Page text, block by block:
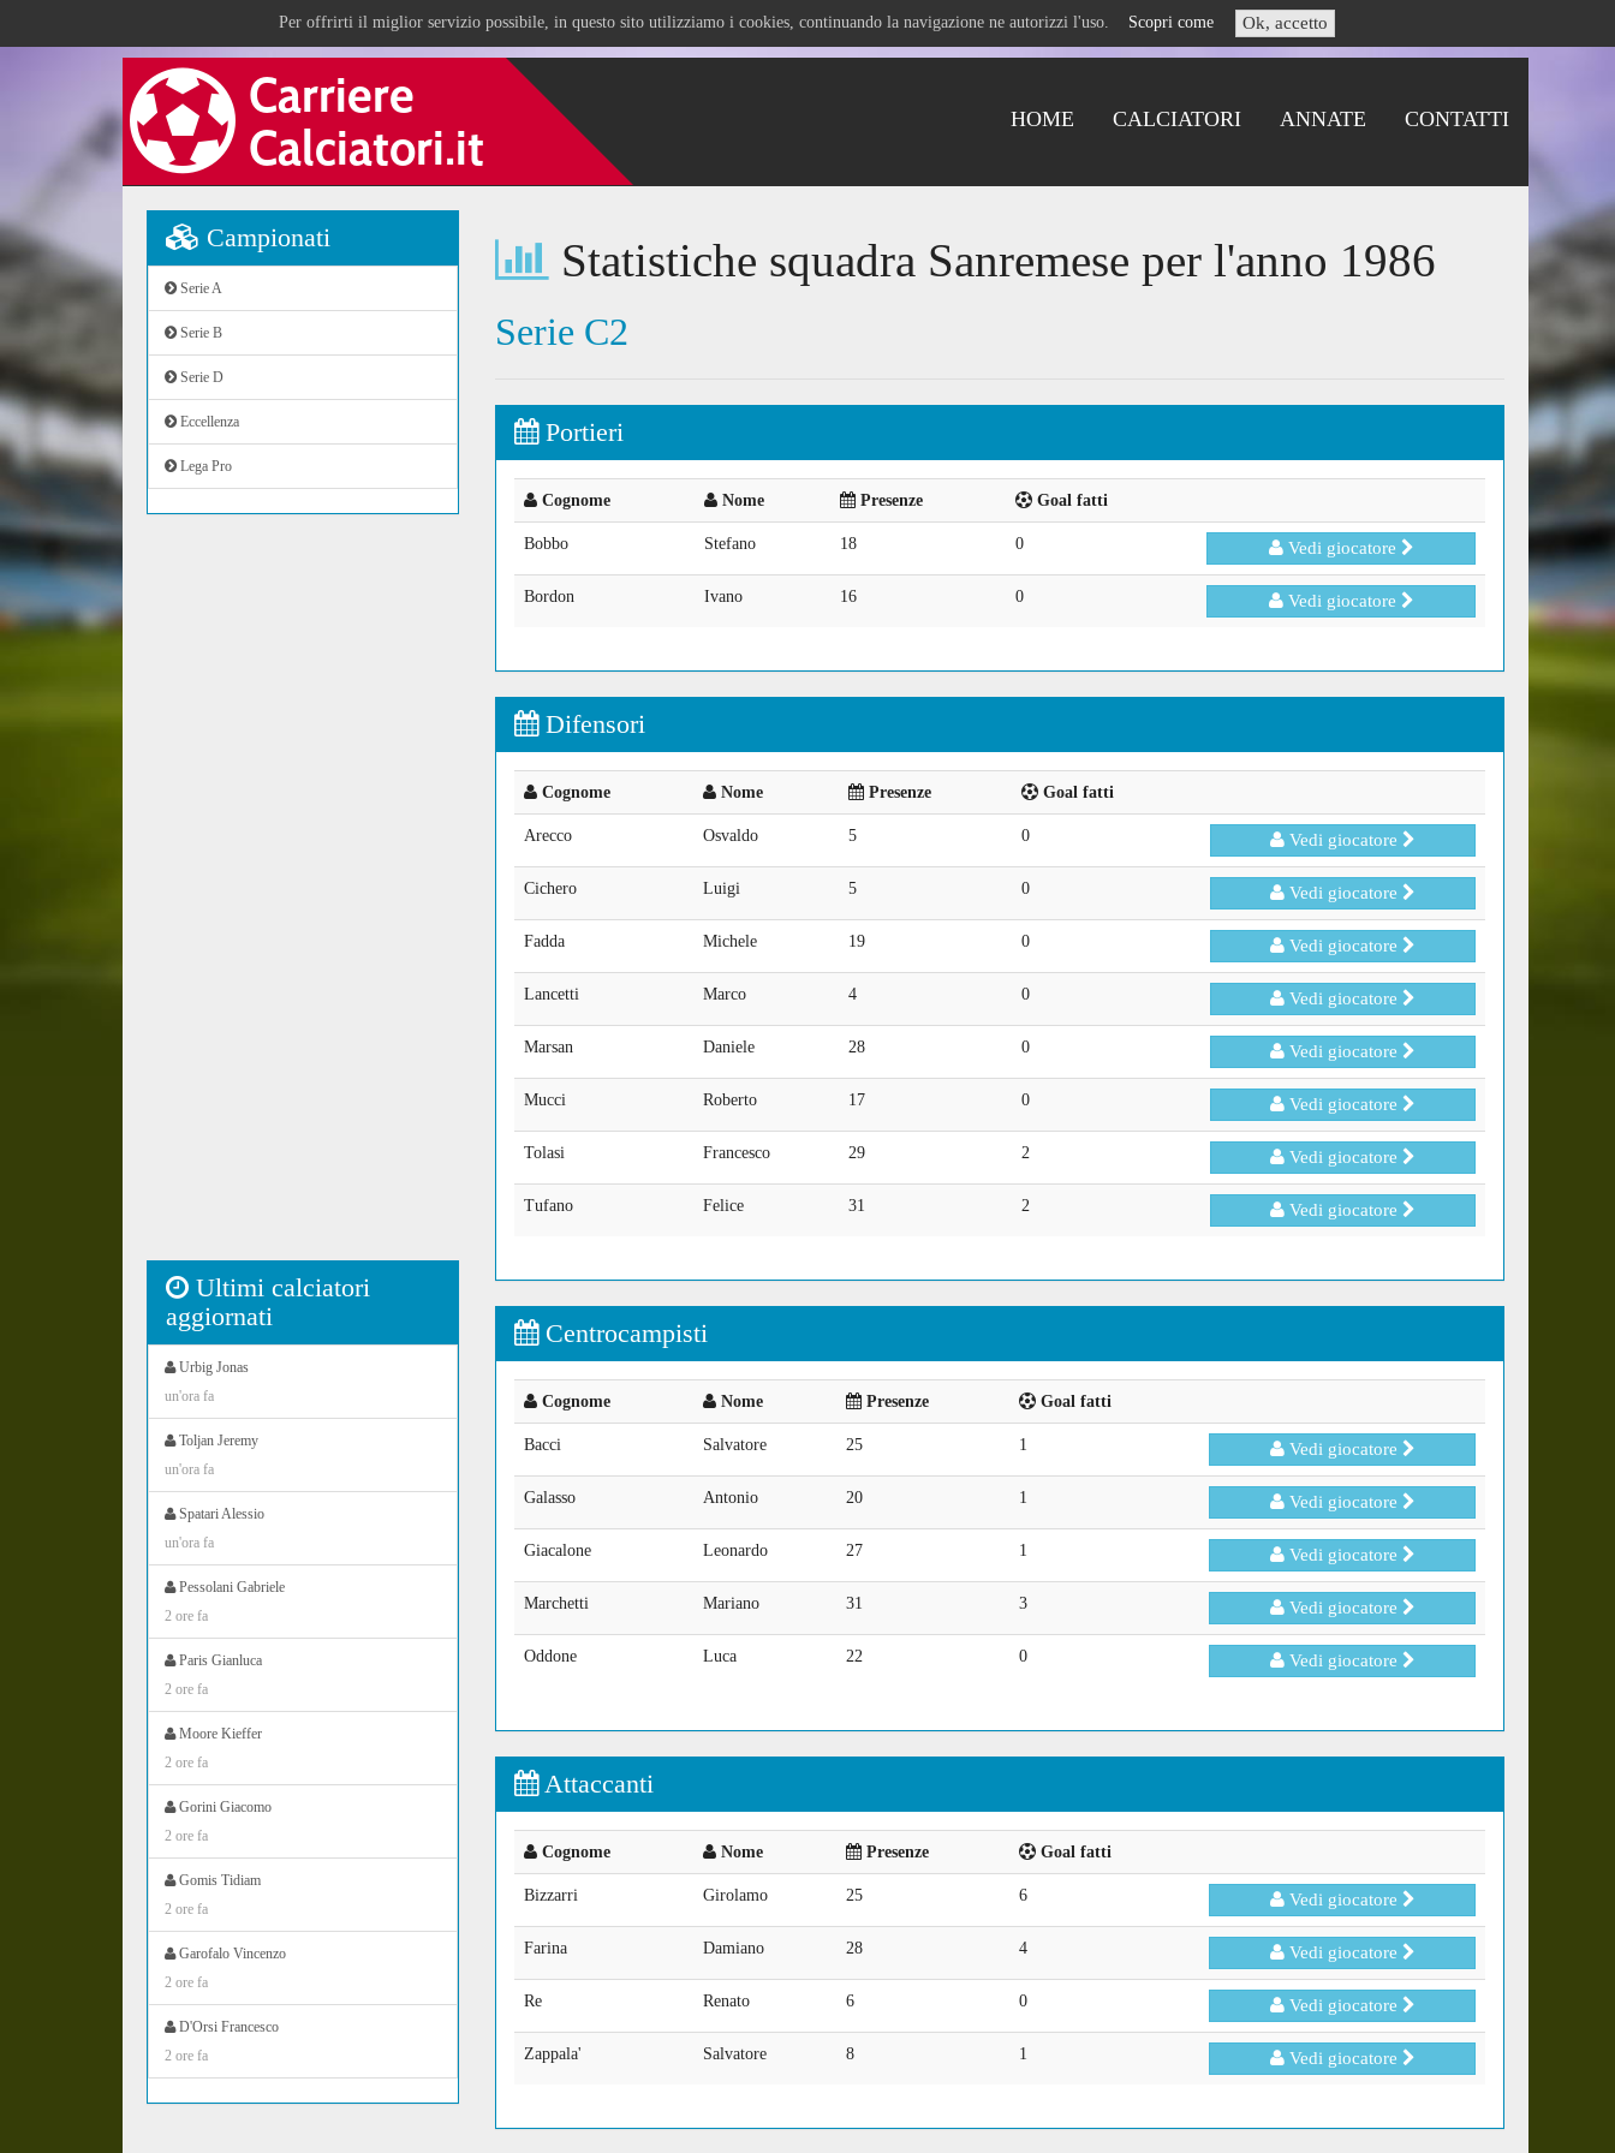
Per offrirti il miglior servizio possibile, in questo sito utilizziamo i cookies, continuando la navigazione ne autorizzi l'uso. Scopri come Ok, accetto
HOME CALCIATORI ANNATE CONTATTI
Campionati
Serie A
Serie B
Serie D
Eccellenza
Lega Pro
Ultimi calciatori
aggiornati
Urbig Jonas
un'ora fa
Toljan Jeremy
un'ora fa
Spatari Alessio
un'ora fa
Pessolani Gabriele
2 ore fa
Paris Gianluca
2 ore fa
Moore Kieffer
2 ore fa
Gorini Giacomo
2 ore fa
Gomis Tidiam
2 ore fa
Garofalo Vincenzo
2 ore fa
D'Orsi Francesco
2 ore fa
Statistiche squadra Sanremese per l'anno 1986
Serie C2
Portieri
Cognome Nome Presenze Goal fatti
Bobbo Stefano 18 0 Vedi giocatore
Bordon Ivano 16 0 Vedi giocatore
Difensori
Cognome Nome Presenze Goal fatti
Arecco Osvaldo 5 0 Vedi giocatore
Cichero Luigi 5 0 Vedi giocatore
Fadda Michele 19 0 Vedi giocatore
Lancetti Marco 4 0 Vedi giocatore
Marsan Daniele 28 0 Vedi giocatore
Mucci Roberto 17 0 Vedi giocatore
Tolasi Francesco 29 2 Vedi giocatore
Tufano Felice 31 2 Vedi giocatore
Centrocampisti
Cognome Nome Presenze Goal fatti
Bacci Salvatore 25 1 Vedi giocatore
Galasso Antonio 20 1 Vedi giocatore
Giacalone Leonardo 27 1 Vedi giocatore
Marchetti Mariano 31 3 Vedi giocatore
Oddone Luca 22 0 Vedi giocatore
Attaccanti
Cognome Nome Presenze Goal fatti
Bizzarri Girolamo 25 6 Vedi giocatore
Farina Damiano 28 4 Vedi giocatore
Re Renato 6 0 Vedi giocatore
Zappala' Salvatore 8 1 Vedi giocatore